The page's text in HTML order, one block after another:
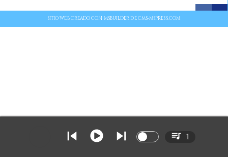
SITIO WEB CREADO CON MSBUILDER DE CMS-MSPRESS.COM
1